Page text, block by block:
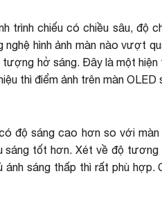
trình chiếu có chiều sâu, độ
hình ảnh màn nào vượt
tượng hở sáng. Đây là một
thì điểm ảnh trên màn
độ sáng cao hơn so với màn
sáng tốt hơn. Xét về độ
sáng thấp thì rất phù